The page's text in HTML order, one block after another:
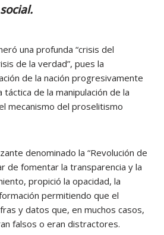
una profunda “crisis del
de la verdad”, pues la
de la nación progresivamente
de la manipulación de la
mecanismo del proselitismo
denominado la “Revolución de
de fomentar la transparencia y la
propició la opacidad, la
permitiendo que el
y datos que, en muchos casos,
falsos o eran distractores.